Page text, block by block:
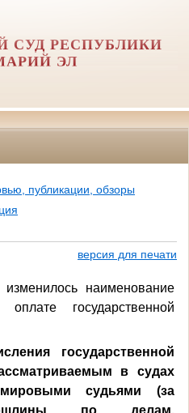
СУД РЕСПУБЛИКИ
ЭЛ
публикации, обзоры
версия для печати
наименование
государственной
государственной
в судах
судьями (за
по делам,